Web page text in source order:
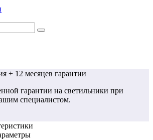
+ 12 месяцев гарантии
гарантии на светильники при
специалистом.